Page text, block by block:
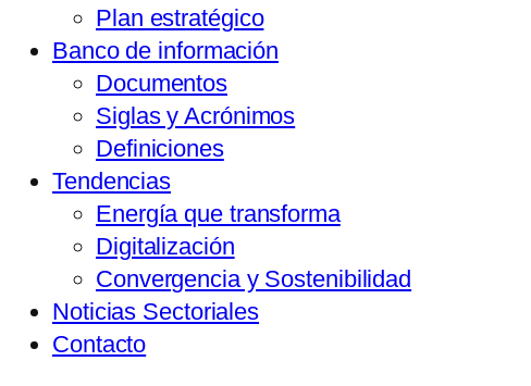
Plan estratégico
Banco de información
Documentos
Siglas y Acrónimos
Definiciones
Tendencias
Energía que transforma
Digitalización
Convergencia y Sostenibilidad
Noticias Sectoriales
Contacto